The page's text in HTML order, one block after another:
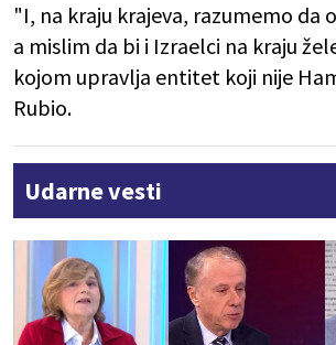
"I, na kraju krajeva, razumemo da
a mislim da bi i Izraelci na kraju
kojom upravlja entitet koji nije
Rubio.
Udarne vesti